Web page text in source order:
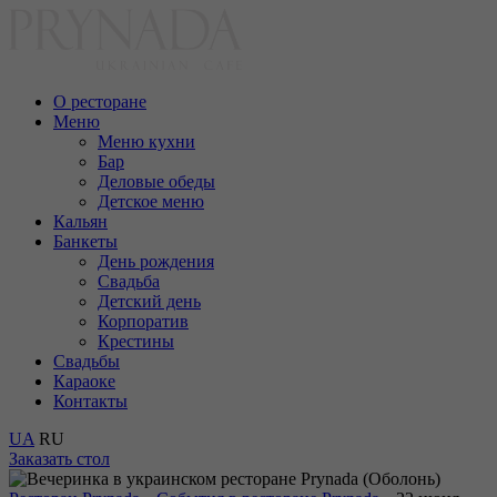
О ресторане
Меню
Меню кухни
Бар
Деловые обеды
Детское меню
Кальян
Банкеты
День рождения
Свадьба
Детский день
Корпоратив
Крестины
Cвадьбы
Караоке
Контакты
UA RU
Заказать стол